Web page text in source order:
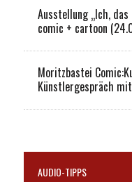
Ausstellung „Ich,
comic + cartoon
Moritzbastei
Künstlergespräch
AUDIO-TIPPS